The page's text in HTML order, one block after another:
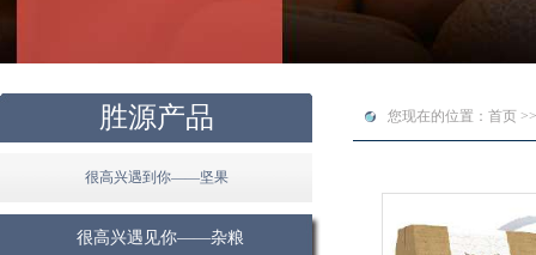
胜源产品
很高兴遇到你——坚果
很高兴遇见你——杂粮
您现在的位置：首页